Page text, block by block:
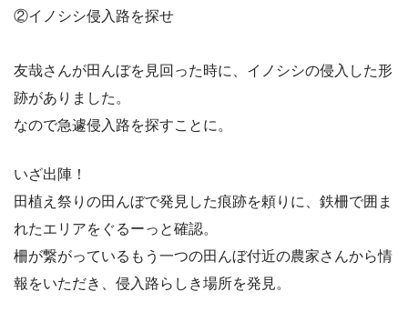
②イノシシ侵入路を探せ
友哉さんが田んぼを見回った時に、イノシシの侵入した形
跡がありました。
なので急遽侵入路を探すことに。
いざ出陣！
田植え祭りの田んぼで発見した痕跡を頼りに、鉄柵で囲ま
れたエリアをぐるーっと確認。
柵が繋がっているもう一つの田んぼ付近の農家さんから情
報をいただき、侵入路らしき場所を発見。